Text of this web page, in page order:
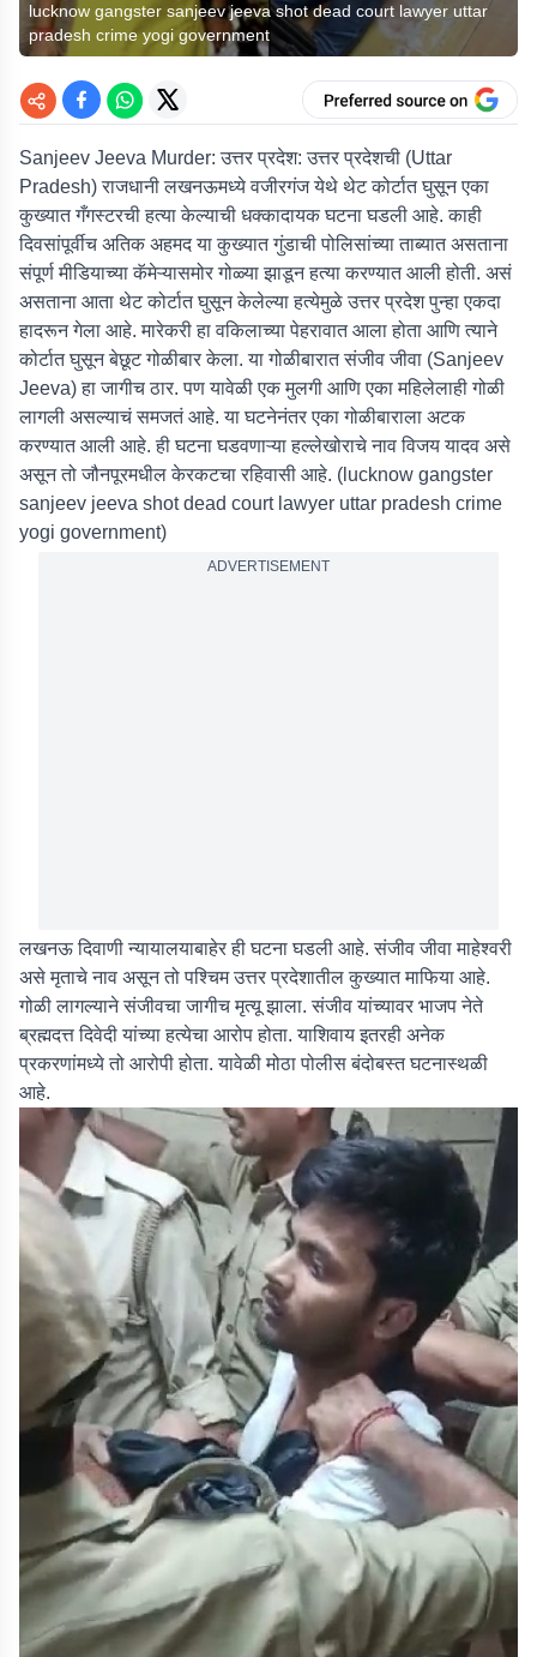
lucknow gangster sanjeev jeeva shot dead court lawyer uttar
pradesh crime yogi government
Sanjeev Jeeva Murder: उत्तर प्रदेश: उत्तर प्रदेशची (Uttar
Pradesh) राजधानी लखनऊमध्ये वजीरगंज येथे थेट कोर्टात घुसून एका
कुख्यात गँगस्टरची हत्या केल्याची धक्कादायक घटना घडली आहे. काही
दिवसांपूर्वीच अतिक अहमद या कुख्यात गुंडाची पोलिसांच्या ताब्यात असताना
संपूर्ण मीडियाच्या कॅमेऱ्यासमोर गोळ्या झाडून हत्या करण्यात आली होती. असं
असताना आता थेट कोर्टात घुसून केलेल्या हत्येमुळे उत्तर प्रदेश पुन्हा एकदा
हादरून गेला आहे. मारेकरी हा वकिलाच्या पेहरावात आला होता आणि त्याने
कोर्टात घुसून बेछूट गोळीबार केला. या गोळीबारात संजीव जीवा (Sanjeev
Jeeva) हा जागीच ठार. पण यावेळी एक मुलगी आणि एका महिलेलाही गोळी
लागली असल्याचं समजतं आहे. या घटनेनंतर एका गोळीबाराला अटक
करण्यात आली आहे. ही घटना घडवणाऱ्या हल्लेखोराचे नाव विजय यादव असे
असून तो जौनपूरमधील केरकटचा रहिवासी आहे. (lucknow gangster
sanjeev jeeva shot dead court lawyer uttar pradesh crime
yogi government)
ADVERTISEMENT
लखनऊ दिवाणी न्यायालयाबाहेर ही घटना घडली आहे. संजीव जीवा माहेश्वरी
असे मृताचे नाव असून तो पश्चिम उत्तर प्रदेशातील कुख्यात माफिया आहे.
गोळी लागल्याने संजीवचा जागीच मृत्यू झाला. संजीव यांच्यावर भाजप नेते
ब्रह्मदत्त दिवेदी यांच्या हत्येचा आरोप होता. याशिवाय इतरही अनेक
प्रकरणांमध्ये तो आरोपी होता. यावेळी मोठा पोलीस बंदोबस्त घटनास्थळी
आहे.